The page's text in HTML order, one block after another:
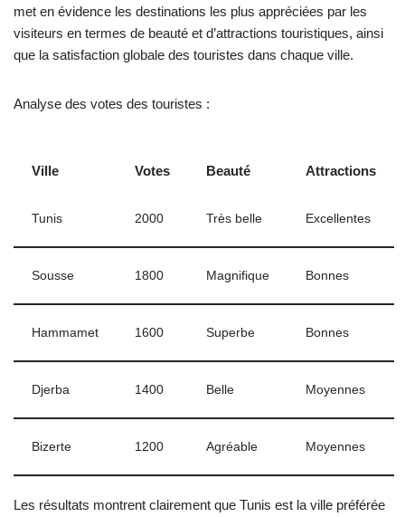
met en évidence les destinations les plus appréciées par les
visiteurs en termes de beauté et d’attractions touristiques, ainsi
que la satisfaction globale des touristes dans chaque ville.
Analyse des votes des touristes :
Ville Votes Beauté Attractions
Tunis 2000 Très belle Excellentes
Sousse 1800 Magnifique Bonnes
Hammamet 1600 Superbe Bonnes
Djerba 1400 Belle Moyennes
Bizerte 1200 Agréable Moyennes
Les résultats montrent clairement que Tunis est la ville préférée